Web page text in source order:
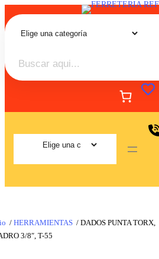
/ HERRAMIENTAS / DADOS PUNTA TORX,
3/8″, T-55